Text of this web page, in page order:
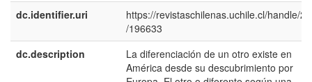
dc.identifier.uri
https://revistaschilenas.uchile.cl/handle/
/196633
dc.description
La diferenciación de un otro existe en
América desde su descubrimiento por